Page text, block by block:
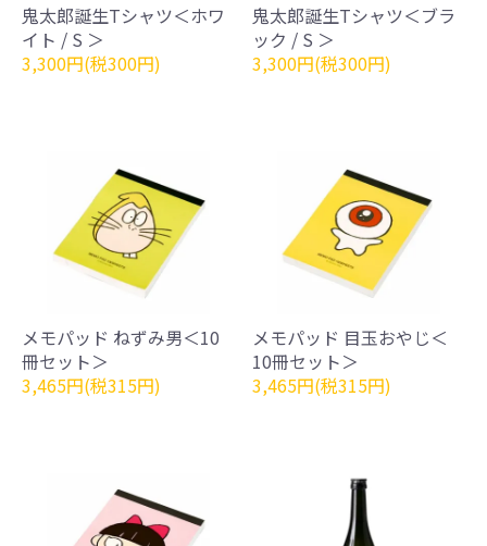
鬼太郎誕生Tシャツ＜ホワ
イト / S ＞
3,300円(税300円)
鬼太郎誕生Tシャツ＜ブラ
ック / S ＞
3,300円(税300円)
メモパッド ねずみ男＜10
冊セット＞
3,465円(税315円)
メモパッド 目玉おやじ＜
10冊セット＞
3,465円(税315円)